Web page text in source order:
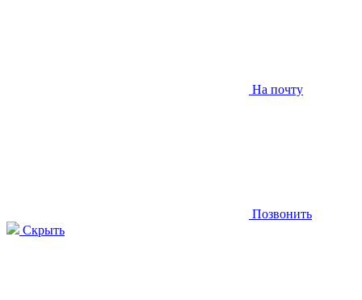
На почту
Позвонить
Скрыть